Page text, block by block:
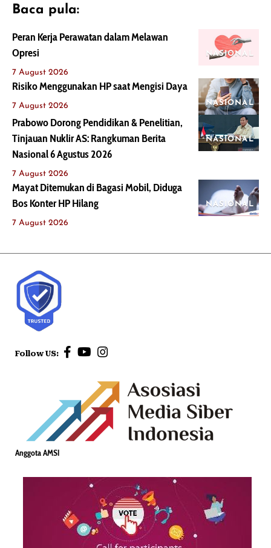
Baca pula:
NASIONAL
Peran Kerja Perawatan dalam Melawan
Opresi
7 August 2026
NASIONAL
Risiko Menggunakan HP saat Mengisi Daya
7 August 2026
NASIONAL
Prabowo Dorong Pendidikan & Penelitian,
Tinjauan Nuklir AS: Rangkuman Berita
Nasional 6 Agustus 2026
7 August 2026
NASIONAL
Mayat Ditemukan di Bagasi Mobil, Diduga
Bos Konter HP Hilang
7 August 2026
Follow US:
Anggota AMSI